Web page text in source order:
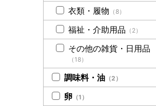
衣類・履物 （8）
福祉・介助用品 （2）
その他の雑貨・日用品
（18）
調味料・油 （2）
卵 （1）